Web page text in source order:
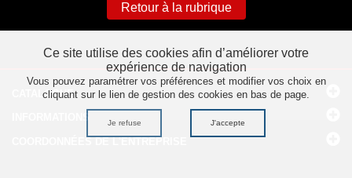
Retour à la rubrique
CATALOGUE
Ce site utilise des cookies afin d’améliorer votre
expérience de navigation
Vous pouvez paramétrer vos préférences et modifier vos choix en
cliquant sur le lien de gestion des cookies en bas de page.
Je refuse J'accepte